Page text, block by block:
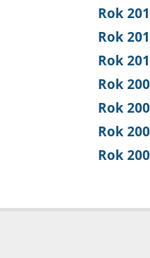
Rok
Rok
Rok
Rok
Rok
Rok
Rok